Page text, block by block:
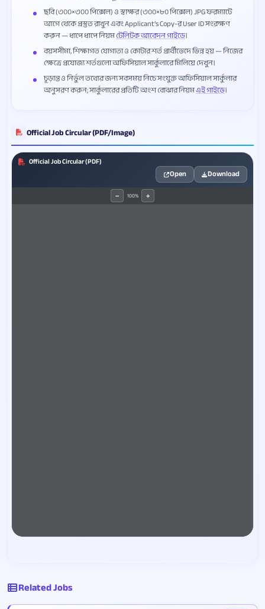
ছবি (৩০০×৩০০ পিক্সেল) ও স্বাক্ষর (৩০০×৮০ পিক্সেল) JPG ফরম্যাটে
আগে থেকে প্রস্তুত রাখুন এবং Applicant’s Copy-র User ID সংরক্ষণ
করুন — ধাপে ধাপে নিয়মটেলিটক আবেদন গাইডে।
বয়সসীমা, শিক্ষাগত যোগ্যতা ও কোটার শর্ত প্রার্থীভেদে ভিন্ন হয় — নিজের
ক্ষেত্রে প্রযোজ্য শর্তগুলো অফিসিয়াল সার্কুলারে মিলিয়ে দেখুন।
চূড়ান্ত ও নির্ভুল তথ্যের জন্য সবসময় নিচে সংযুক্ত অফিসিয়াল সার্কুলার
অনুসরণ করুন; সার্কুলারের প্রতিটি অংশ বোঝার নিয়মএই গাইডে।
Official Job Circular (PDF/Image)
Official Job Circular (PDF)
Open Download
− 100% +
Related Jobs